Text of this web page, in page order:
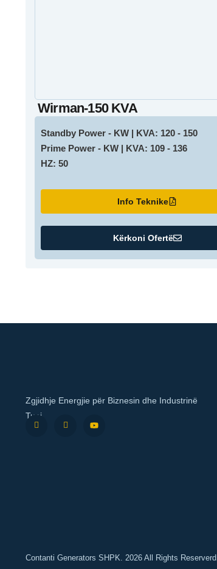
Wirman-150 KVA
Standby Power - KW | KVA: 120 - 150
Prime Power - KW | KVA: 109 - 136
HZ: 50
Info Teknike
Kërkoni Ofertë
Zgjidhje Energjie për Biznesin dhe Industrinë
Tuaj
Contanti Generators SHPK. 2026 All Rights Reserverd.